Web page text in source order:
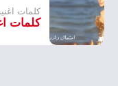
كلمات
كلمات